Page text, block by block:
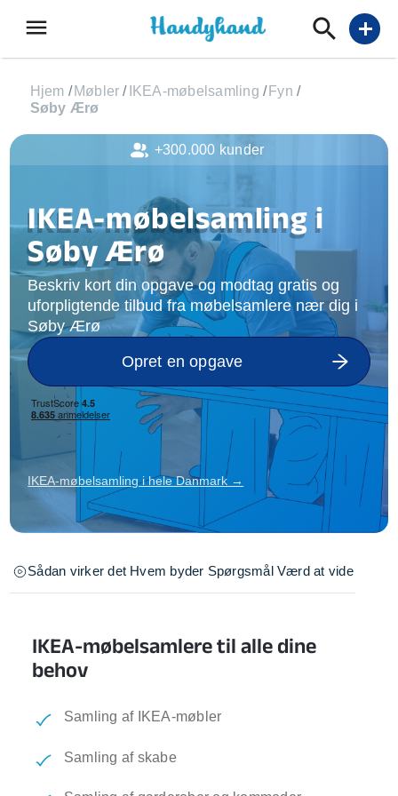
menu add
Hjem / Møbler / IKEA-møbelsamling / Fyn /
Søby Ærø
IKEA-møbelsamling i
Søby Ærø
Beskriv kort din opgave og modtag gratis og
uforpligtende tilbud fra møbelsamlere nær dig i
Søby Ærø
Opret en opgave
IKEA-møbelsamling i hele Danmark →
Sådan virker det Hvem byder Spørgsmål Værd at vide
IKEA-møbelsamlere til alle dine
behov
Samling af IKEA-møbler
Samling af skabe
+300.000 kunder